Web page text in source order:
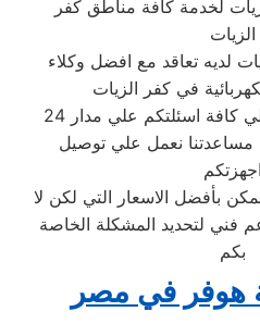
لخدمة كافة مناطق كفر
الزيات
لديه تعاقد مع افضل وكلاء
في كفر الزيات
وفريق مخصص للرد علي كافة اسئلتكم علي مدار 24
نعمل علي توصيل
اجهزتكم
بأفضل الاسعار التي لكن لا
فني لتحديد المشكلة الخاصة
بكم
هوفر في مصر